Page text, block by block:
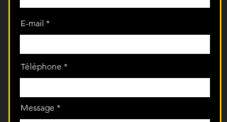
E-mail
Téléphone
Message